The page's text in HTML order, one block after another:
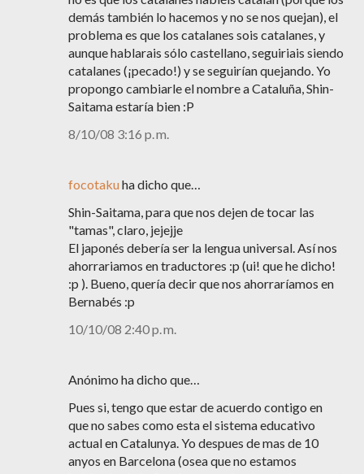
demás también lo hacemos y no se nos quejan), el
problema es que los catalanes sois catalanes, y
aunque hablarais sólo castellano, seguiriais siendo
catalanes (¡pecado!) y se seguirían quejando. Yo
propongo cambiarle el nombre a Cataluña, Shin-
Saitama estaría bien :P
8/10/08 3:16 p. m.
focotakuha dicho que…
Shin-Saitama, para que nos dejen de tocar las
"tamas", claro, jejejje
El japonés debería ser la lengua universal. Así nos
ahorrariamos en traductores :p (ui! que he dicho!
:p ). Bueno, quería decir que nos ahorraríamos en
Bernabés :p
10/10/08 2:40 p. m.
Anónimo ha dicho que…
Pues si, tengo que estar de acuerdo contigo en
que no sabes como esta el sistema educativo
actual en Catalunya. Yo despues de mas de 10
anyos en Barcelona (osea que no estamos